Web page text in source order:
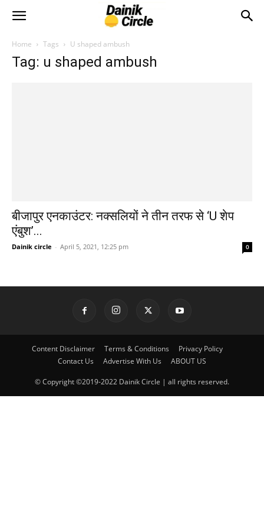
Home Tags U shaped ambush
Tag: u shaped ambush
बीजापुर एनकाउंटर: नक्सलियों ने तीन तरफ से ‘U शेप
एंबुश’...
Dainik circle - April 5, 2021, 12:25 pm 0
Content Disclaimer Terms & Conditions
Privacy Policy
Contact Us
Advertise With Us ABOUT US
© Copyright ©2019-2022 Dainik Circle | all rights reserved.